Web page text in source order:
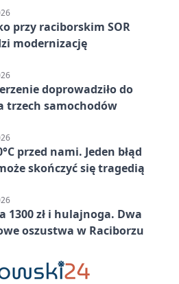
przy raciborskim SOR
modernizację
doprowadziło do
trzech samochodów
przed nami. Jeden błąd
skończyć się tragedią
1300 zł i hulajnoga. Dwa
oszustwa w Raciborzu